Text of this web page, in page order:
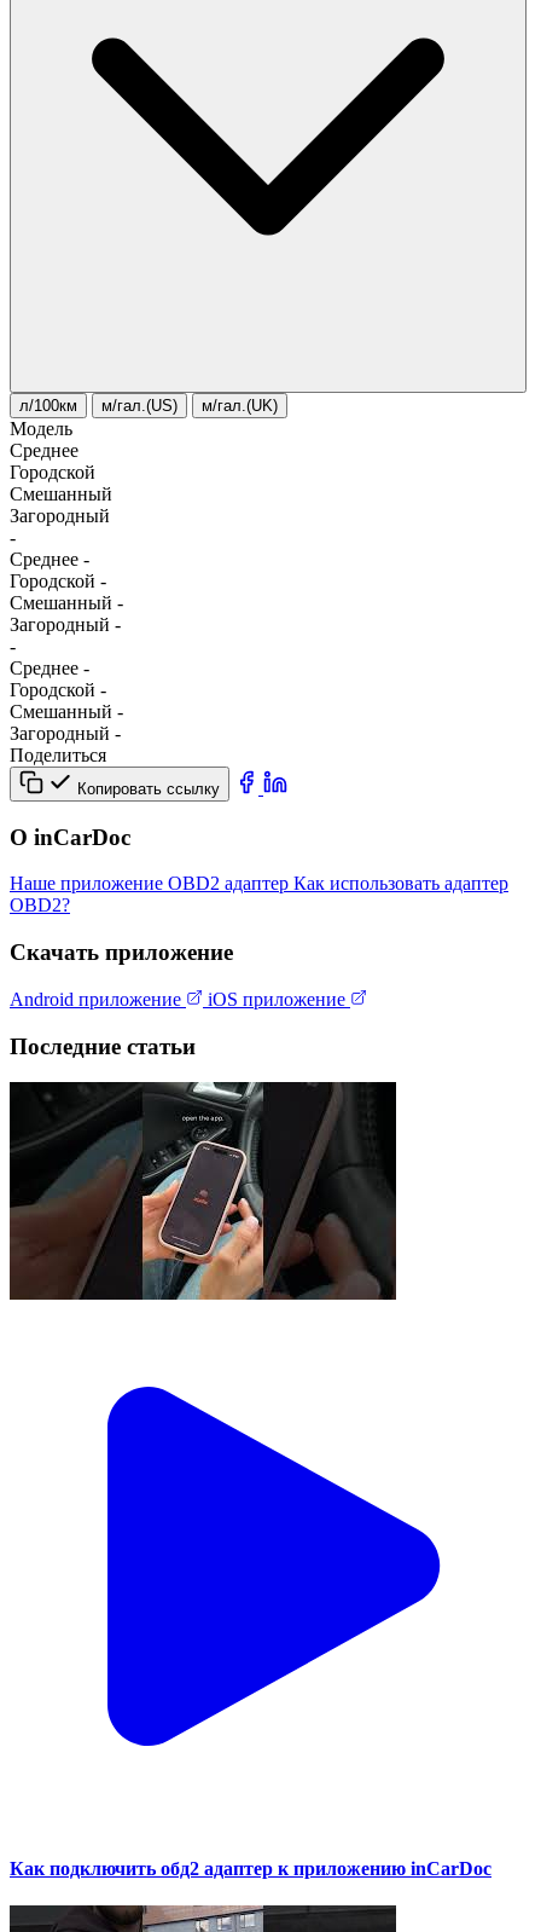
л/100км м/гал.(US) м/гал.(UK)
Модель
Среднее
Городской
Смешанный
Загородный
-
Среднее -
Городской -
Смешанный -
Загородный -
-
Среднее -
Городской -
Смешанный -
Загородный -
Поделиться
Копировать ссылку
О inCarDoc
Наше приложение OBD2 адаптер Как использовать адаптер
OBD2?
Скачать приложение
Android приложение iOS приложение
Последние статьи
Как подключить обд2 адаптер к приложению inCarDoc